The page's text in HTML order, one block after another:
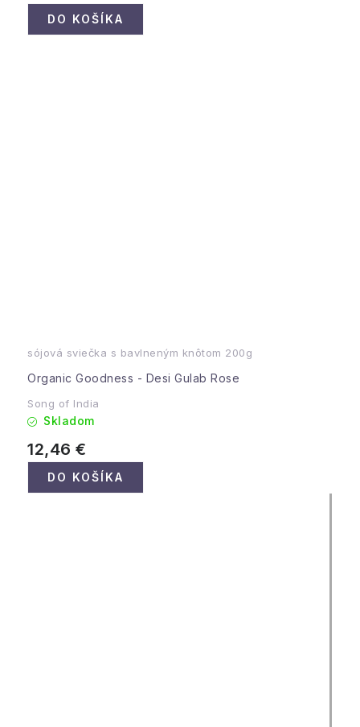
DO KOŠÍKA
sójová sviečka s bavlneným knôtom 200g
Organic Goodness - Desi Gulab Rose
Song of India
Skladom
12,46 €
DO KOŠÍKA